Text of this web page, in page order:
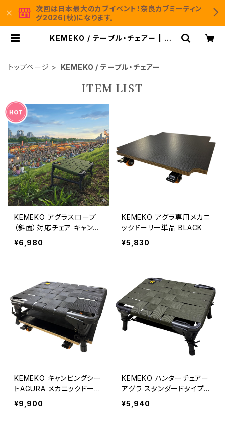
次回は日本最大のカブイベント！奈良カブミーティン
グ2026(秋)になります。
KEMEKO / テーブル・チェアー | KE
トップページ
KEMEKO / テーブル・チェアー
ITEM LIST
KEMEKO アグラスロープ
（斜面）対応チェア キャンピ
ングシートAGURA SLOPE
淀川ミナモ十三オープン記
¥6,980
KEMEKO アグラ専用メカニ
ックドーリー単品 BLACK
¥5,830
KEMEKO キャンピングシー
トAGURA メカニックドーリ
ーセット 低作業椅子
¥9,900
KEMEKO ハンターチェアー
アグラ スタンダードタイプ
キャンピングシートAGURA
¥5,940